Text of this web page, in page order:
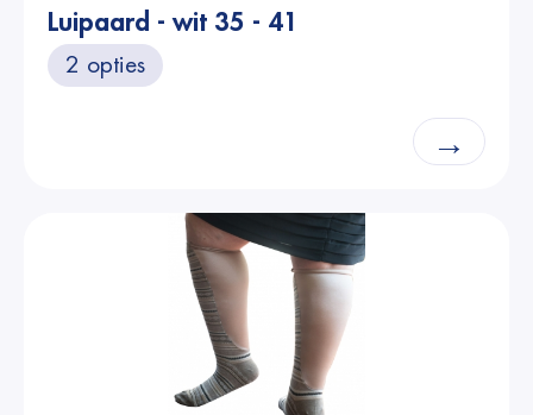
Luipaard - wit 35 - 41
2 opties
→